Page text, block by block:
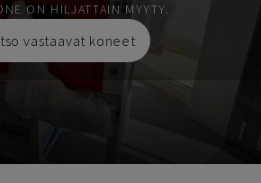
ON HILJATTAIN MYYTY.
vastaavat koneet